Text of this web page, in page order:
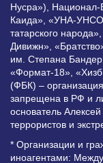
Нусра»),
Каида», «УНА-
татарского
Дивижн»,
им. Степана
«Формат-18»,
(ФБК) –
запрещена в РФ и
основатель
террористов и
* Организации и
иноагентами: